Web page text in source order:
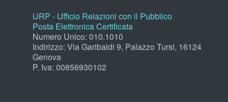
URP - Ufficio Relazioni con il Pubblico
Posta Elettronica Certificata
Numero Unico: 010.1010
Indirizzo: Via Garibaldi 9, Palazzo Tursi, 16124
Genova
P. Iva: 00856930102